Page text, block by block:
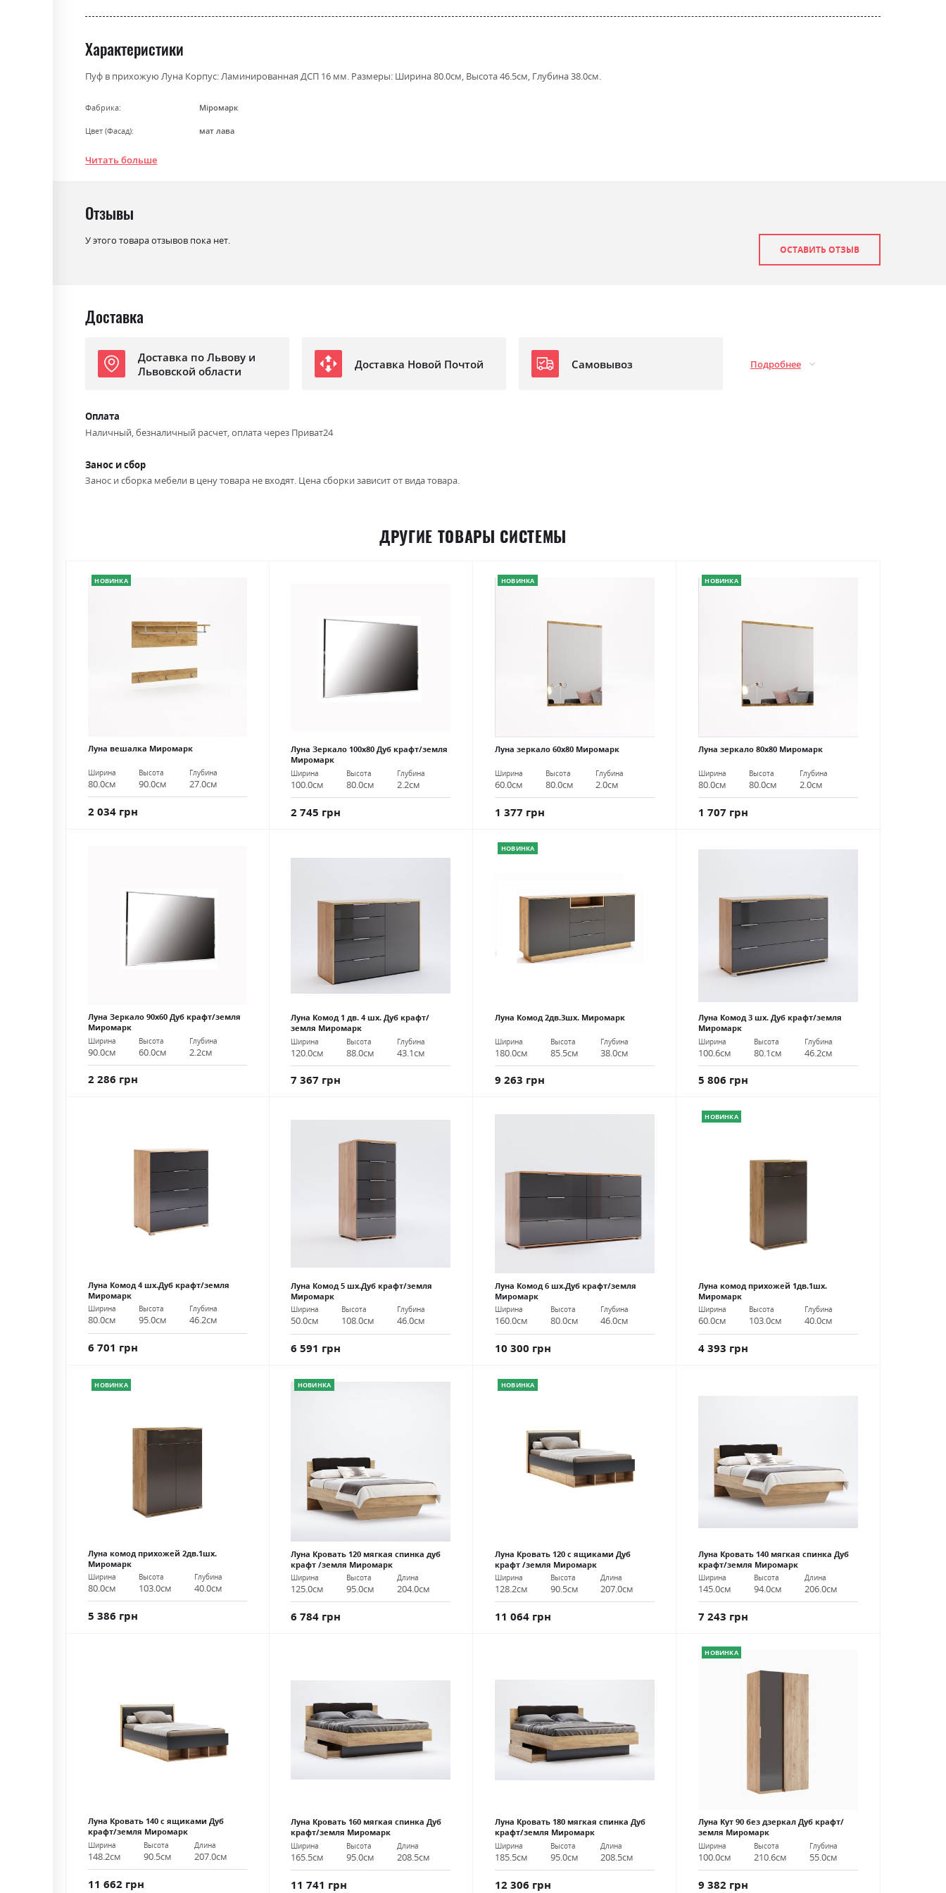
Характеристики
Пуф в прихожую Луна Корпус: Ламинированная ДСП 16 мм. Размеры: Ширина 80.0см, Высота 46.5см, Глубина 38.0см.
Фабрика: Міромарк
Цвет (Фасад): мат лава
Цвет (Корпус):
Читать больше
Отзывы
У этого товара отзывов пока нет.
ОСТАВИТЬ ОТЗЫВ
Доставка
Доставка по Львову и
Львовской области
Доставка Новой Почтой Самовывоз Подробнее
Оплата
Наличный, безналичный расчет, оплата через Приват24
Занос и сбор
Занос и сборка мебели в цену товара не входят. Цена сборки зависит от вида товара.
ДРУГИЕ ТОВАРЫ СИСТЕМЫ
НОВИНКА
Луна вешалка Миромарк
Ширина
80.0см
Высота
90.0см
Глубина
27.0см
2 034 грн
Луна Зеркало 100х80 Дуб крафт/земля
Миромарк
Ширина
100.0см
Высота
80.0см
Глубина
2.2см
2 745 грн
НОВИНКА
Луна зеркало 60х80 Миромарк
Ширина
60.0см
Высота
80.0см
Глубина
2.0см
1 377 грн
НОВИНКА
Луна зеркало 80х80 Миромарк
Ширина
80.0см
Высота
80.0см
Глубина
2.0см
1 707 грн
Луна Зеркало 90х60 Дуб крафт/земля
Миромарк
Ширина
90.0см
Высота
60.0см
Глубина
2.2см
2 286 грн
Луна Комод 1 дв. 4 шх. Дуб крафт/
земля Миромарк
Ширина
120.0см
Высота
88.0см
Глубина
43.1см
7 367 грн
НОВИНКА
Луна Комод 2дв.3шх. Миромарк
Ширина
180.0см
Высота
85.5см
Глубина
38.0см
9 263 грн
Луна Комод 3 шх. Дуб крафт/земля
Миромарк
Ширина
100.6см
Высота
80.1см
Глубина
46.2см
5 806 грн
Луна Комод 4 шх.Дуб крафт/земля
Миромарк
Ширина
80.0см
Высота
95.0см
Глубина
46.2см
6 701 грн
Луна Комод 5 шх.Дуб крафт/земля
Миромарк
Ширина
50.0см
Высота
108.0см
Глубина
46.0см
6 591 грн
Луна Комод 6 шх.Дуб крафт/земля
Миромарк
Ширина
160.0см
Высота
80.0см
Глубина
46.0см
10 300 грн
НОВИНКА
Луна комод прихожей 1дв.1шх.
Миромарк
Ширина
60.0см
Высота
103.0см
Глубина
40.0см
4 393 грн
НОВИНКА
Луна комод прихожей 2дв.1шх.
Миромарк
Ширина
80.0см
Высота
103.0см
Глубина
40.0см
5 386 грн
НОВИНКА
Луна Кровать 120 мягкая спинка дуб
крафт /земля Миромарк
Ширина
125.0см
Высота
95.0см
Длина
204.0см
6 784 грн
НОВИНКА
Луна Кровать 120 с ящиками Дуб
крафт /земля Миромарк
Ширина
128.2см
Высота
90.5см
Длина
207.0см
11 064 грн
Луна Кровать 140 мягкая спинка Дуб
крафт/земля Миромарк
Ширина
145.0см
Высота
94.0см
Длина
206.0см
7 243 грн
Луна Кровать 140 с ящиками Дуб
крафт/земля Миромарк
Ширина
148.2см
Высота
90.5см
Длина
207.0см
11 662 грн
Луна Кровать 160 мягкая спинка Дуб
крафт/земля Миромарк
Ширина
165.5см
Высота
95.0см
Длина
208.5см
11 741 грн
Луна Кровать 180 мягкая спинка Дуб
крафт/земля Миромарк
Ширина
185.5см
Высота
95.0см
Длина
208.5см
12 306 грн
НОВИНКА
Луна Кут 90 без дзеркал Дуб крафт/
земля Миромарк
Ширина
100.0см
Высота
210.6см
Глубина
55.0см
9 382 грн